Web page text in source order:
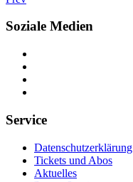
Soziale Medien
Service
Datenschutzerklärung
Tickets und Abos
Aktuelles